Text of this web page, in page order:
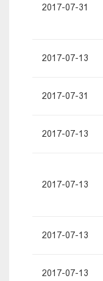
2017-07-31
2017-07-13
2017-07-31
2017-07-13
2017-07-13
2017-07-13
2017-07-13